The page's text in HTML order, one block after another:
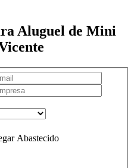
Aluguel de Mini
Abastecido